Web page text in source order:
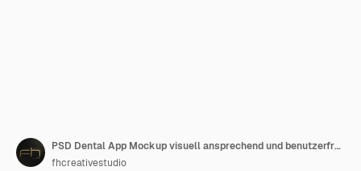
PSD Dental App Mockup visuell ansprechend und benutzerfreundlich
fhcreativestudio